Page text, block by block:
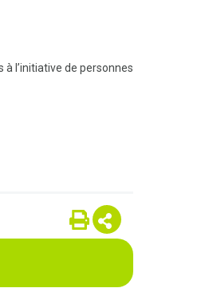
l’initiative de personnes